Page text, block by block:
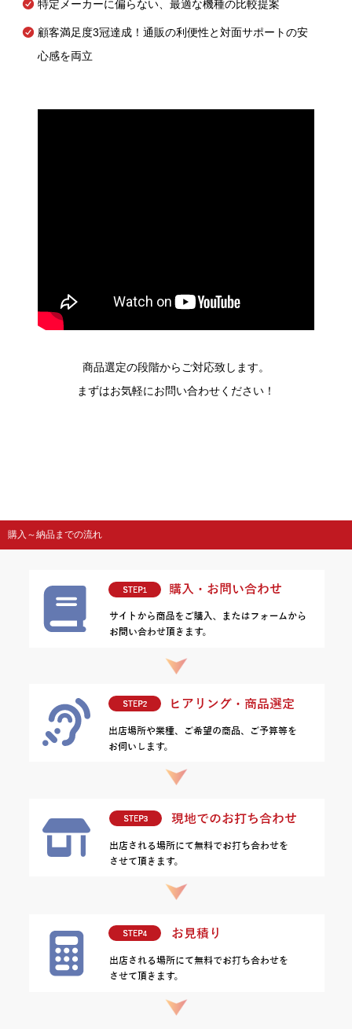
特定メーカーに偏らない、最適な機種の比較提案
顧客満足度3冠達成！通販の利便性と対面サポートの安
心感を両立
商品選定の段階からご対応致します。
まずはお気軽にお問い合わせください！
購入～納品までの流れ